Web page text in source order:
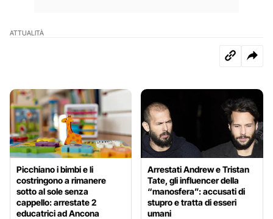
ATTUALITÀ
Picchiano i bimbi e li
costringono a rimanere
sotto al sole senza
cappello: arrestate 2
educatrici ad Ancona
Arrestati Andrew e Tristan
Tate, gli influencer della
“manosfera”: accusati di
stupro e tratta di esseri
umani